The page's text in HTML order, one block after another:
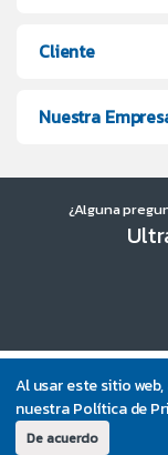
Al usar este sitio
nuestra Política de
De acuerdo
Cliente
Nuestra
¿Alguna